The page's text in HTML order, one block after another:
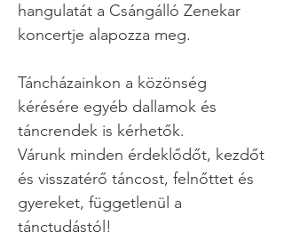
hangulatát a Csángálló Zenekar
koncertje alapozza meg.
Táncházainkon a közönség
kérésére egyéb dallamok és
táncrendek is kérhetők.
Várunk minden érdeklődőt, kezdőt
és visszatérő táncost, felnőttet és
gyereket, függetlenül a
tánctudástól!